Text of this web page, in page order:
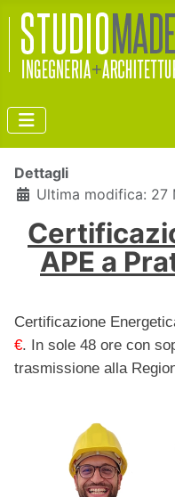
Dettagli
Ultima modifica: 27
APE a
Certificazione
€. In sole 48 ore con
trasmissione alla